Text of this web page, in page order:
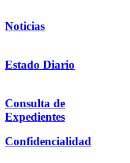
Noticias
Estado Diario
Consulta de
Expedientes
Confidencialidad